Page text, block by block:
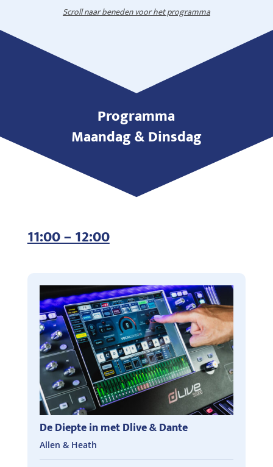
Scroll naar beneden voor het programma
Programma
Maandag & Dinsdag
11:00 – 12:00
De Diepte in met Dlive & Dante
Allen & Heath